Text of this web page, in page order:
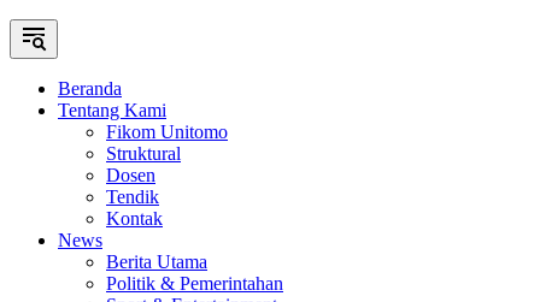
Beranda
Tentang Kami
Fikom Unitomo
Struktural
Dosen
Tendik
Kontak
News
Berita Utama
Politik & Pemerintahan